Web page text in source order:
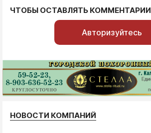
ЧТОБЫ ОСТАВЛЯТЬ КОММЕНТАРИИ
Авторизуйтесь
НОВОСТИ КОМПАНИЙ